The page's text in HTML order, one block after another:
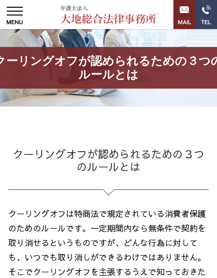
ーリングオフが認められるための３つ
ルールとは
クーリングオフが認められるための３つ
のルールとは
クーリングオフは特商法で規定されている消費者保護
のためのルールです。一定期間内なら無条件で契約を
取り消せるというものですが、どんな行為に対して
も、いつでも取り消しができるわけではありません。
そこでクーリングオフを主張するうえで知っておきた